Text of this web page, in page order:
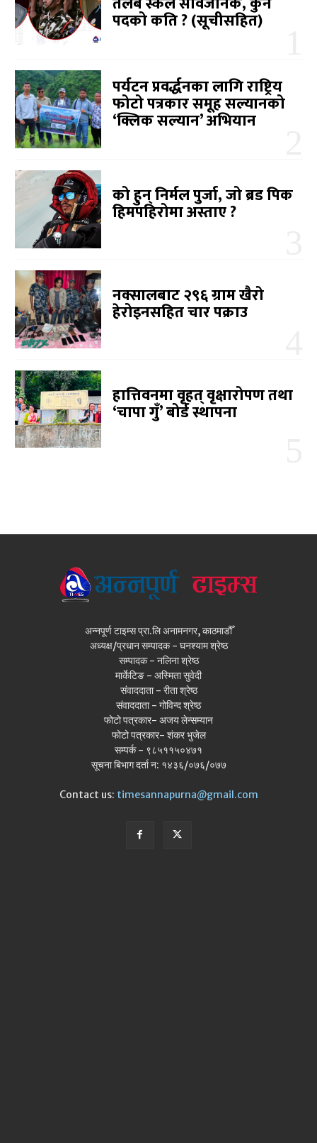
पदको कति ? (सूचीसहित)
पर्यटन प्रवर्द्धनका लागि राष्ट्रिय
फोटो पत्रकार समूह सल्यानको
‘क्लिक सल्यान’ अभियान
को हुन् निर्मल पुर्जा, जो ब्रड पिक
हिमपहिरोमा अस्ताए ?
नक्सालबाट २९६ ग्राम खैरो
हेरोइनसहित चार पक्राउ
हात्तिवनमा वृहत् वृक्षारोपण तथा
‘चापा गुँ’ बोर्ड स्थापना
अन्नपूर्ण टाइम्स प्रा.लि अनामनगर, काठमाडौँ
अध्यक्ष/प्रधान सम्पादक - घनश्याम श्रेष्ठ
सम्पादक - नलिना श्रेष्ठ
मार्केटिङ - अस्मिता सुवेदी
संवाददाता - रीता श्रेष्ठ
संवाददाता - गोविन्द श्रेष्ठ
फोटो पत्रकार- अजय लेन्सम्यान
फोटो पत्रकार- शंकर भुजेल
सम्पर्क - ९८५११५०४७१
सूचना बिभाग दर्ता न: १४३६/०७६/०७७
Contact us: timesannapurna@gmail.com